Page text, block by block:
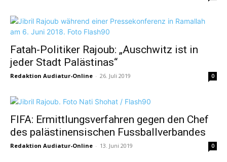
Fatah-Politiker Rajoub: „Auschwitz ist in
jeder Stadt Palästinas“
Redaktion Audiatur-Online - 26. Juli 2019 0
FIFA: Ermittlungsverfahren gegen den Chef
des palästinensischen Fussballverbandes
Redaktion Audiatur-Online - 13. Juni 2019 0